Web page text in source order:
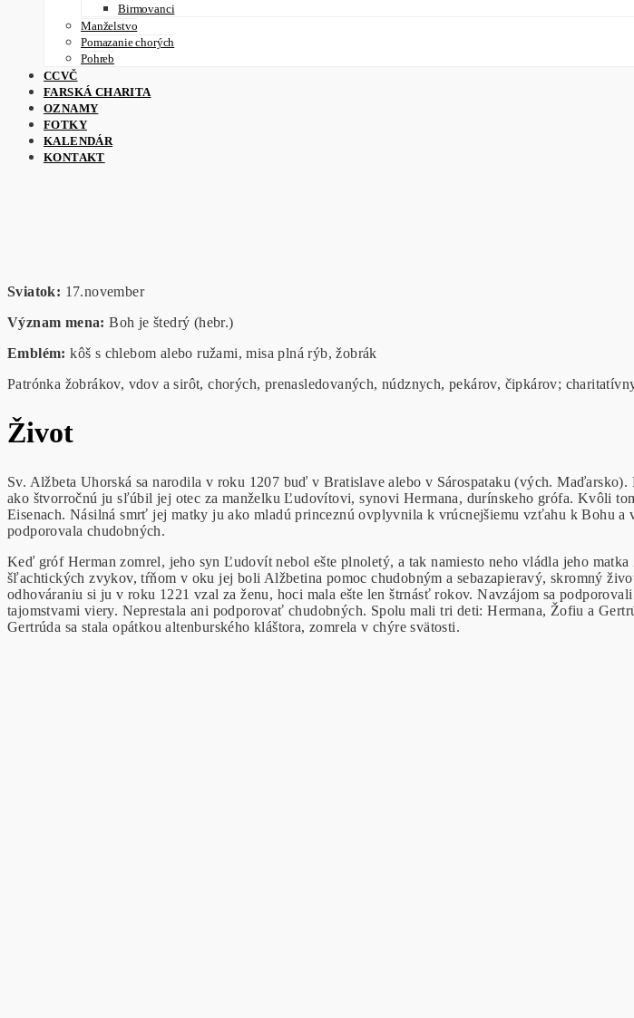
Birmovanci
Manželstvo
Pomazanie chorých
Pohreb
CCVČ
FARSKÁ CHARITA
OZNAMY
FOTKY
KALENDÁR
KONTAKT
Sviatok: 17.november
Význam mena: Boh je štedrý (hebr.)
Emblém: kôš s chlebom alebo ružami, misa plná rýb, žobrák
Patrónka žobrákov, vdov a sirôt, chorých, prenasledovaných, núdznych, pekárov, čipkárov;
Život
Sv. Alžbeta Uhorská sa narodila v roku 1207 buď v Bratislave alebo v Sárospataku (vých.
ako štvorročnú ju sľúbil jej otec za manželku Ľudovítovi, synovi Hermana, durínskeho grófa. Kvôli
Eisenach. Násilná smrť jej matky ju ako mladú princeznú ovplyvnila k vrúcnejšiemu vzťahu k Bohu
podporovala chudobných.
Keď gróf Herman zomrel, jeho syn Ľudovít nebol ešte plnoletý, a tak namiesto neho vládla jeho
šľachtických zvykov, tŕňom v oku jej boli Alžbetina pomoc chudobným a sebazapieravý, skromný
odhováraniu si ju v roku 1221 vzal za ženu, hoci mala ešte len štrnásť rokov. Navzájom sa
tajomstvami viery. Neprestala ani podporovať chudobných. Spolu mali tri deti: Hermana, Žofiu a
Gertrúda sa stala opátkou altenburského kláštora, zomrela v chýre svätosti.